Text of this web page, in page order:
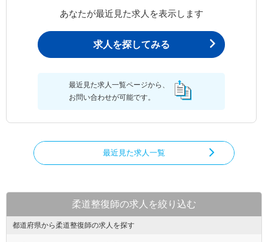
あなたが最近見た求人を表示します
求人を探してみる
最近見た求人一覧ページから、
お問い合わせが可能です。
最近見た求人一覧
柔道整復師の求人を絞り込む
都道府県から柔道整復師の求人を探す